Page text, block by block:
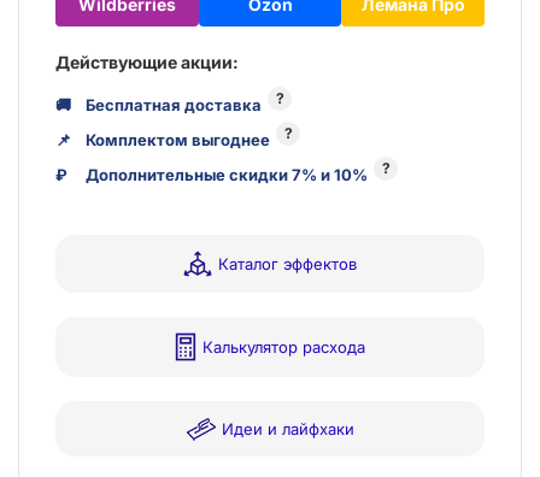
Wildberries Ozon Лемана Про
Действующие акции:
🚚 Бесплатная доставка ?
📌 Комплектом выгоднее ?
₽ Дополнительные скидки 7% и 10% ?
Каталог эффектов
Калькулятор расхода
Идеи и лайфхаки